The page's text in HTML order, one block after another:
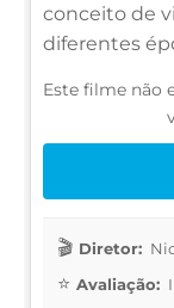
conceito de
diferentes
Este filme não
Diretor:
Avaliação: